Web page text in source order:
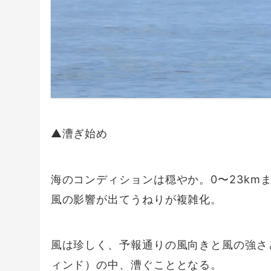
▲漕ぎ始め
海のコンディションは穏やか。0〜23km
風の影響が出てうねりが複雑化。
風は珍しく、予報通りの風向きと風の強
ィンド）の中、漕ぐこととなる。